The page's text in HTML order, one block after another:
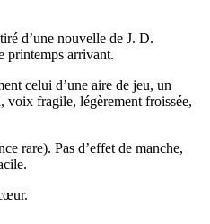
d’une nouvelle de J. D.
printemps arrivant.
celui d’une aire de jeu, un
voix fragile, légèrement froissée,
rare). Pas d’effet de manche,